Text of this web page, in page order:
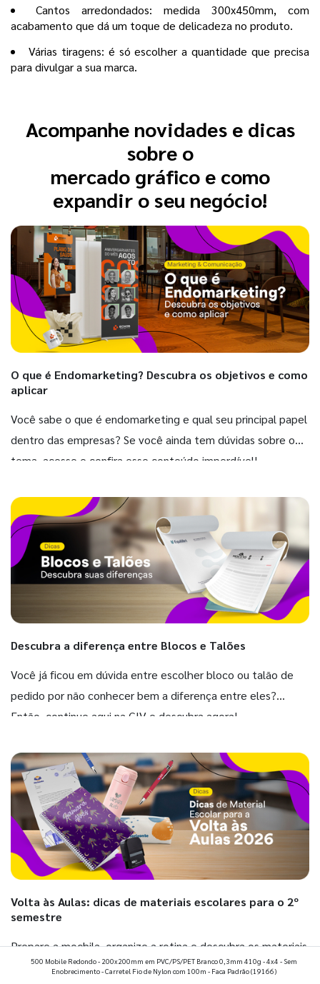
Cantos arredondados: medida 300x450mm, com
acabamento que dá um toque de delicadeza no produto.
Várias tiragens: é só escolher a quantidade que precisa
para divulgar a sua marca.
Acompanhe novidades e dicas
sobre o
mercado gráfico e como
expandir o seu negócio!
O que é Endomarketing? Descubra os objetivos e como
aplicar
Você sabe o que é endomarketing e qual seu principal papel
dentro das empresas? Se você ainda tem dúvidas sobre o
tema, acesse e confira esse conteúdo imperdível!
Descubra a diferença entre Blocos e Talões
Você já ficou em dúvida entre escolher bloco ou talão de
pedido por não conhecer bem a diferença entre eles?
Então, continue aqui na GIV e descubra agora!
Volta às Aulas: dicas de materiais escolares para o 2º
semestre
Prepare a mochila, organize a rotina e descubra os materiais
que fazem toda diferença para começar o segundo
500 Mobile Redondo - 200x200mm em PVC/PS/PET Branco 0,3mm 410g - 4x4 - Sem
Enobrecimento - Carretel Fio de Nylon com 100m - Faca Padrão(19166)